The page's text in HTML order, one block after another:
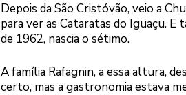
Depois da São Cristóvão, veio a
para ver as Cataratas do Iguaçu.
de 1962, nascia o sétimo.
A família Rafagnin, a essa altura,
certo, mas a gastronomia estava